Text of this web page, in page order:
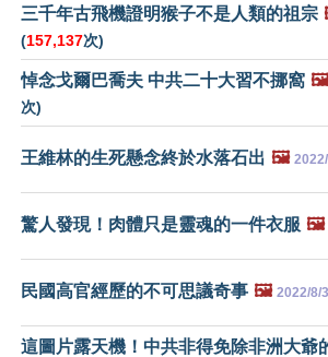
三千年古飛機證明猴子不是人類的祖宗
(157,137次)
悼念戈爾巴喬夫 中共二十大習不挪窩 🖼️
次)
王維林的生死懸念終於水落石出 🖼️
驚人發現！肉體只是靈魂的一件衣服 🖼️
民國高官經歷的不可思議奇事 🖼️ 2022/8/
這圖片露天機！中共非得免除非洲大爺